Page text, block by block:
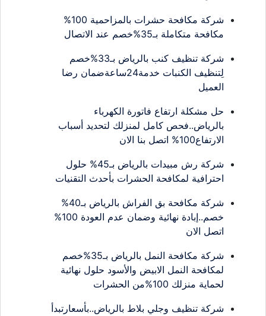
شركة مكافحة حشرات بالمزاحمية 100%
مكافحة متكاملة بـ35%خصم عند الاتصال
شركة تنظيف كنب بالرياض بـ33%خصم
لِتنظيف الكنبات خدمة24ساعةضمان رضا
العميل
حل مشكلة ارتفاع فاتورة الكهرباء
بالرياض..فحص كامل لمنزلك لتحديد أسباب
الارتفاع100% اتصل بنا الان
شركة رش مبيدات بالرياض بـ45% حلول
احترافية لمكافحة الحشرات بأحدث التقنيات
شركة مكافحة بق الفراش بالرياض بـ40%
خصم..إبادة نهائية وضمان عدم العودة 100%
اتصل الان
شركة مكافحة النمل بالرياض بـ35%خصم
لمكافحة النمل الابيض والأسود حلول نهائية
لحماية منزلك 100%من الحشرات
شركة تنظيف وجلي بلاط بالرياض..بأسعارتبدأ